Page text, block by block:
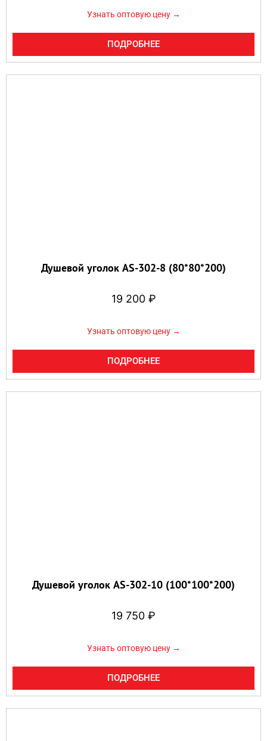
Узнать оптовую цену →
ПОДРОБНЕЕ
Душевой уголок AS-302-8 (80*80*200)
19 200 ₽
Узнать оптовую цену →
ПОДРОБНЕЕ
Душевой уголок AS-302-10 (100*100*200)
19 750 ₽
Узнать оптовую цену →
ПОДРОБНЕЕ